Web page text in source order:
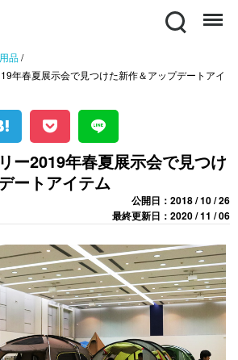
Search Menu
品/
年春夏展示会で見つけた新作＆アップデートアイ
ー2019年春夏展示会で見つけ
ートアイテム
公開日：2018 / 10 / 26
最終更新日：2020 / 11 / 06